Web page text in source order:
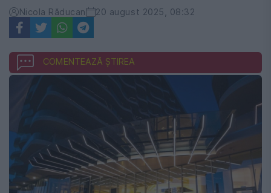
Nicola Răducan 20 august 2025, 08:32
COMENTEAZĂ ȘTIREA